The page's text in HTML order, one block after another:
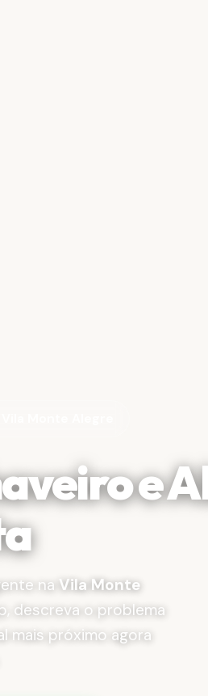
Monte Alegre
e
na Vila Monte
descreva o problema
mais próximo agora